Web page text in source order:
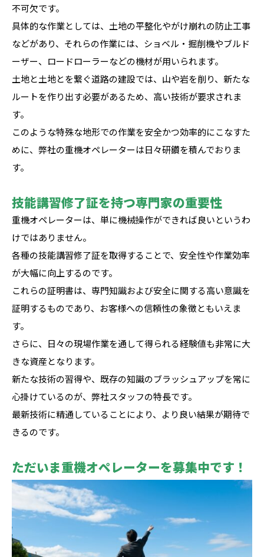
不可欠です。
具体的な作業としては、土地の平整化やがけ崩れの防止工事
などがあり、それらの作業には、ショベル・掘削機やブルド
ーザー、ロードローラーなどの機材が用いられます。
土地と土地とを繋ぐ道路の建設では、山や岩を削り、新たな
ルートを作り出す必要があるため、高い技術が要求されま
す。
このような特殊な地形での作業を安全かつ効率的にこなすた
めに、弊社の重機オペレーターは日々研鑽を積んでおりま
す。
技能講習修了証を持つ専門家の重要性
重機オペレーターは、単に機械操作ができれば良いというわ
けではありません。
各種の技能講習修了証を取得することで、安全性や作業効率
が大幅に向上するのです。
これらの証明書は、専門知識および安全に関する高い意識を
証明するものであり、お客様への信頼性の象徴ともいえま
す。
さらに、日々の現場作業を通して得られる経験値も非常に大
きな資産となります。
新たな技術の習得や、既存の知識のブラッシュアップを常に
心掛けているのが、弊社スタッフの特長です。
最新技術に精通していることにより、より良い結果が期待で
きるのです。
ただいま重機オペレーターを募集中です！